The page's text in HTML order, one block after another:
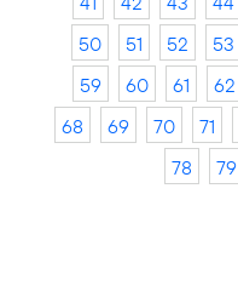
50
51 52 53
59
60 61 62
68
69 70 71
78
79